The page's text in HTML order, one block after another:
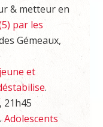
& metteur en
par les
Gémeaux,
et
.
21h45
Adolescents